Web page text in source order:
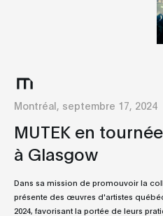
Montréal, septembre 17, 2024
MUTEK en
à Glasgow
Dans sa mission de promouvoir la
présente des œuvres d'artistes
2024, favorisant la portée de leurs